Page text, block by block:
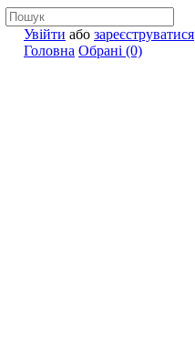
Увійти або зареєструватися
Головна Обрані (0)